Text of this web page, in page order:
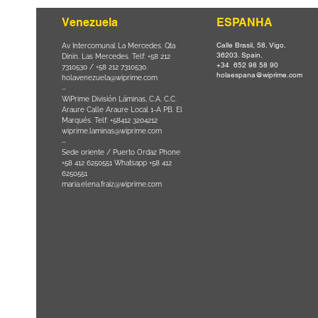
Venezuela
Av Intercomunal La Mercedes. Qta
Dinin. Las Mercedes. Telf: +58 212
7310530 / +58 212 7310530.
holavenezuela@wiprime.com
⏤
WiPrime División Láminas, C.A. C.C.
Araure Calle Araure Local 1-A PB. El
Marqués. Telf: +58412 3204212
wiprime.laminas@wiprime.com
⏤
Sede oriente / Puerto Ordaz Phone
+58 412 6250551 Whatsapp +58 412
6250551
maria.elena.fraiz@wiprime.com
ESPANHA
Calle Brasil, 58. Vigo.
36203. Spain.
+34 652 98 58 90
holaespana@wiprime.com